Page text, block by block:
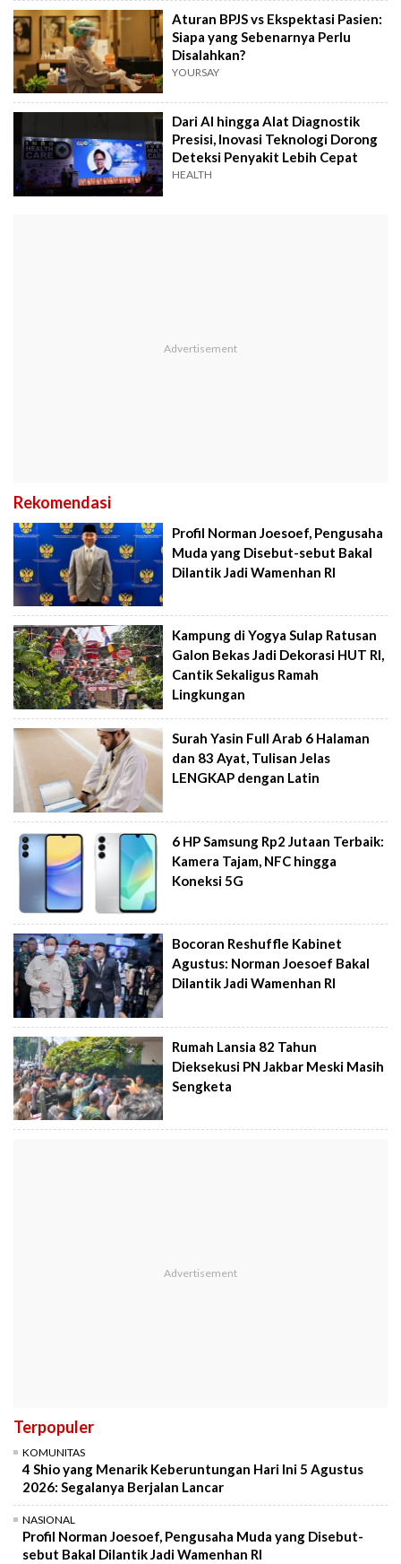
Aturan BPJS vs Ekspektasi Pasien:
Siapa yang Sebenarnya Perlu
Disalahkan?
YOURSAY
Dari AI hingga Alat Diagnostik
Presisi, Inovasi Teknologi Dorong
Deteksi Penyakit Lebih Cepat
HEALTH
Rekomendasi
Profil Norman Joesoef, Pengusaha
Muda yang Disebut-sebut Bakal
Dilantik Jadi Wamenhan RI
Kampung di Yogya Sulap Ratusan
Galon Bekas Jadi Dekorasi HUT RI,
Cantik Sekaligus Ramah
Lingkungan
Surah Yasin Full Arab 6 Halaman
dan 83 Ayat, Tulisan Jelas
LENGKAP dengan Latin
6 HP Samsung Rp2 Jutaan Terbaik:
Kamera Tajam, NFC hingga
Koneksi 5G
Bocoran Reshuffle Kabinet
Agustus: Norman Joesoef Bakal
Dilantik Jadi Wamenhan RI
Rumah Lansia 82 Tahun
Dieksekusi PN Jakbar Meski Masih
Sengketa
Terpopuler
KOMUNITAS
4 Shio yang Menarik Keberuntungan Hari Ini 5 Agustus
2026: Segalanya Berjalan Lancar
NASIONAL
Profil Norman Joesoef, Pengusaha Muda yang Disebut-
sebut Bakal Dilantik Jadi Wamenhan RI